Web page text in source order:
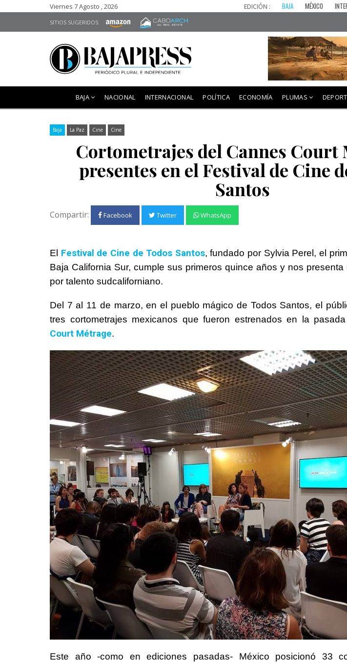
Viernes 7 Agosto , 2026 EDICIÓN : BAJA MÉXICO
SITIOS SUGERIDOS:
BAJA NACIONAL INTERNACIONAL POLÍTICA ECONOMÍA PLUMAS
Baja La Paz Cine Cine
Cortometrajes del Cannes Court
presentes en el Festival de Cine
Santos
Compartir: Facebook Twitter WhatsApp
El Festival de Cine de Todos Santos, fundado por Sylvia Perel, el
Baja California Sur, cumple sus primeros quince años y nos
por talento sudcaliforniano.
Del 7 al 11 de marzo, en el pueblo mágico de Todos Santos, el
tres cortometrajes mexicanos que fueron estrenados en la
Court Métrage.
Este año -como en ediciones pasadas- México posicionó 33